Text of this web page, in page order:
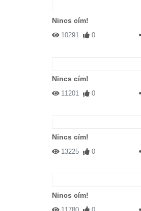
Nincs cím!
10291 0
Nincs cím!
11201 0
Nincs cím!
13225 0
Nincs cím!